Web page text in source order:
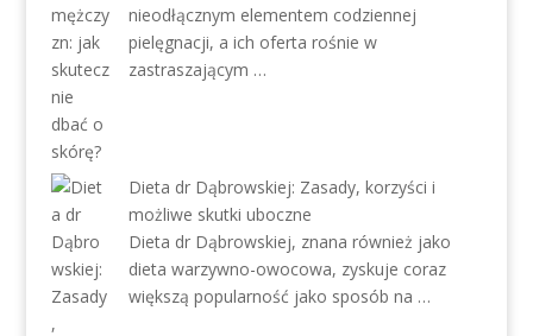
nieodłącznym elementem codziennej
pielęgnacji, a ich oferta rośnie w
zastraszającym …
Dieta dr Dąbrowskiej: Zasady, korzyści i
możliwe skutki uboczne
Dieta dr Dąbrowskiej, znana również jako
dieta warzywno-owocowa, zyskuje coraz
większą popularność jako sposób na …